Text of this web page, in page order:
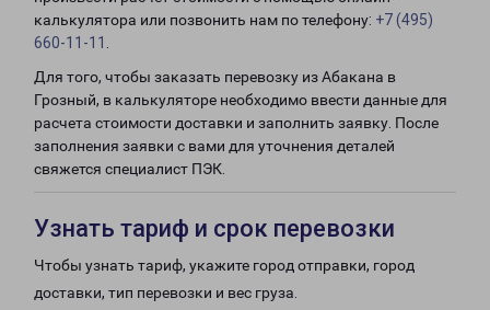
калькулятора или позвонить нам по телефону: +7 (495)
660-11-11
Для того, чтобы заказать перевозку из Абакана в
Грозный, в калькуляторе необходимо ввести данные для
расчета стоимости доставки и заполнить заявку. После
заполнения заявки с вами для уточнения деталей
свяжется специалист ПЭК.
Узнать тариф и срок перевозки
Чтобы узнать тариф, укажите город отправки, город
доставки, тип перевозки и вес груза.